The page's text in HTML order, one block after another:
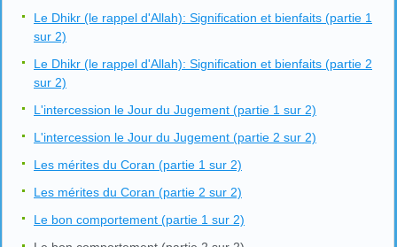
Le Dhikr (le rappel d'Allah): Signification et bienfaits (partie 1
sur 2)
Le Dhikr (le rappel d'Allah): Signification et bienfaits (partie 2
sur 2)
L'intercession le Jour du Jugement (partie 1 sur 2)
L'intercession le Jour du Jugement (partie 2 sur 2)
Les mérites du Coran (partie 1 sur 2)
Les mérites du Coran (partie 2 sur 2)
Le bon comportement (partie 1 sur 2)